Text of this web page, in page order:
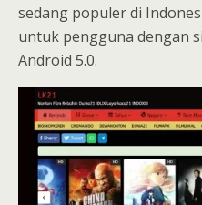
sedang populer di
untuk pengguna dengan
Android 5.0.